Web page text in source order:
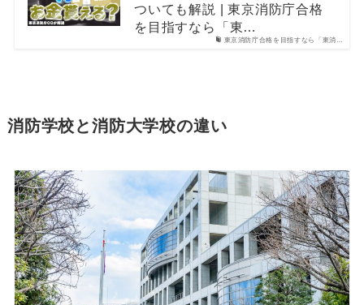
東京消防庁合格を目指すなら「東消…
ついても解説 | 東京消防庁合格
を目指すなら「東…
消防学校と消防大学校の違い